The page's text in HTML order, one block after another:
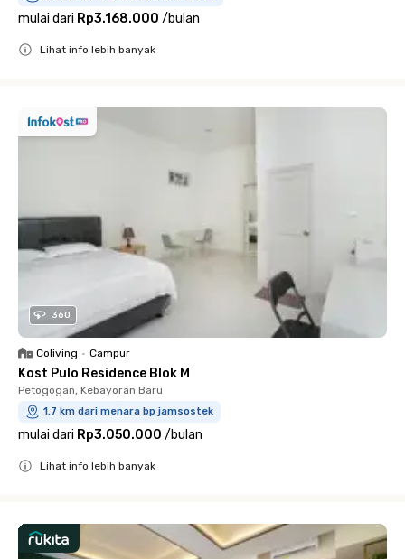
mulai dari Rp3.168.000 /bulan
Lihat info lebih banyak
360
Coliving • Campur
Kost Pulo Residence Blok M
Petogogan, Kebayoran Baru
1.7 km dari menara bp jamsostek
mulai dari Rp3.050.000 /bulan
Lihat info lebih banyak